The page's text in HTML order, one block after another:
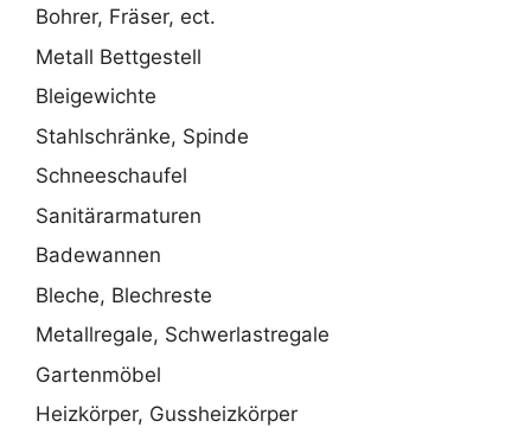
Bohrer, Fräser, ect.
Metall Bettgestell
Bleigewichte
Stahlschränke, Spinde
Schneeschaufel
Sanitärarmaturen
Badewannen
Bleche, Blechreste
Metallregale, Schwerlastregale
Gartenmöbel
Heizkörper, Gussheizkörper